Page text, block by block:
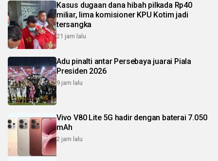
Kasus dugaan dana hibah pilkada Rp40
miliar, lima komisioner KPU Kotim jadi
tersangka
21 jam lalu
Adu pinalti antar Persebaya juarai Piala
Presiden 2026
9 jam lalu
Vivo V80 Lite 5G hadir dengan baterai 7.050
mAh
2 jam lalu